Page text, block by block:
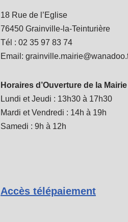
18 Rue de l’Eglise
76450 Grainville-la-Teinturière
Tél : 02 35 97 83 74
Email:
Horaires d’Ouverture de la Mairie
Lundi et Jeudi : 13h30 à 17h30
Mardi et Vendredi : 14h à 19h
Samedi : 9h à 12h
Accès télépaiement